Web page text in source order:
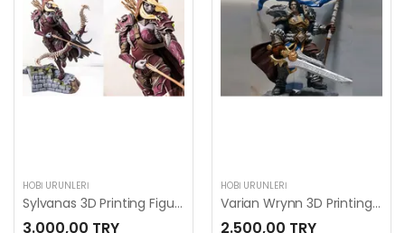
HOBI ÜRÜNLERI
Sylvanas 3D Printing Figurine
3.000,00 TRY
HOBI ÜRÜNLERI
Varian Wrynn 3D Printing Figurine
2.500,00 TRY